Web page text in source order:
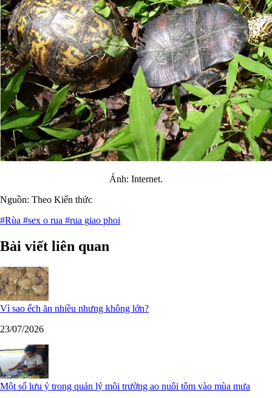
Ảnh: Internet.
Nguồn: Theo Kiến thức
#Rùa #sex o rua #rua giao phoi
Bài viết liên quan
Vì sao ếch ăn nhiều nhưng không lớn?
23/07/2026
Một số lưu ý trong quản lý môi trường ao nuôi tôm vào mùa mưa